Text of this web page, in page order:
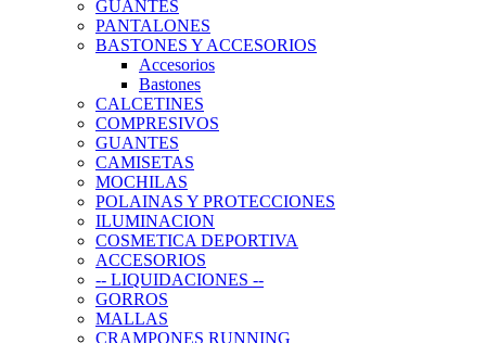
GUANTES
PANTALONES
BASTONES Y ACCESORIOS
Accesorios
Bastones
CALCETINES
COMPRESIVOS
GUANTES
CAMISETAS
MOCHILAS
POLAINAS Y PROTECCIONES
ILUMINACION
COSMETICA DEPORTIVA
ACCESORIOS
-- LIQUIDACIONES --
GORROS
MALLAS
CRAMPONES RUNNING